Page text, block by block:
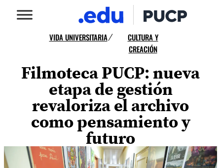
VIDA UNIVERSITARIA/
CULTURA Y
CREACIÓN
Filmoteca PUCP: nueva
etapa de gestión
revaloriza el archivo
como pensamiento y
futuro